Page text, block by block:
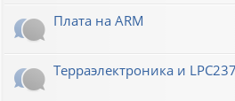
Плата на ARM
Терраэлектроника и